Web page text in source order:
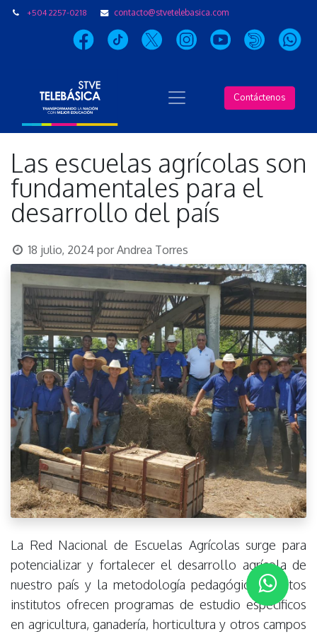
+504 2257-0218 contacto@stvetelebasica.com
Contáctenos
Las escuelas agrícolas son
fundamentales para el
desarrollo del país
18 julio, 2024 porAndrea Torres
La Red Nacional de Escuelas Agrícolas surge para
potencializar y fortalecer el desarrollo agrícola de
nuestro país y la metodología pedagógica. Estos
institutos ofrecen programas de estudio específicos
en agricultura, ganadería, horticultura y otros campos